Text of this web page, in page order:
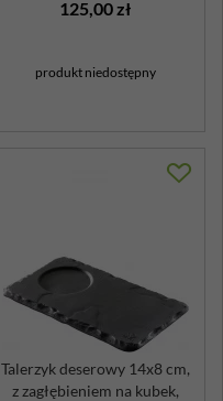
125,00 zł
produkt niedostępny
Talerzyk deserowy 14x8 cm,
z zagłębieniem na kubek,